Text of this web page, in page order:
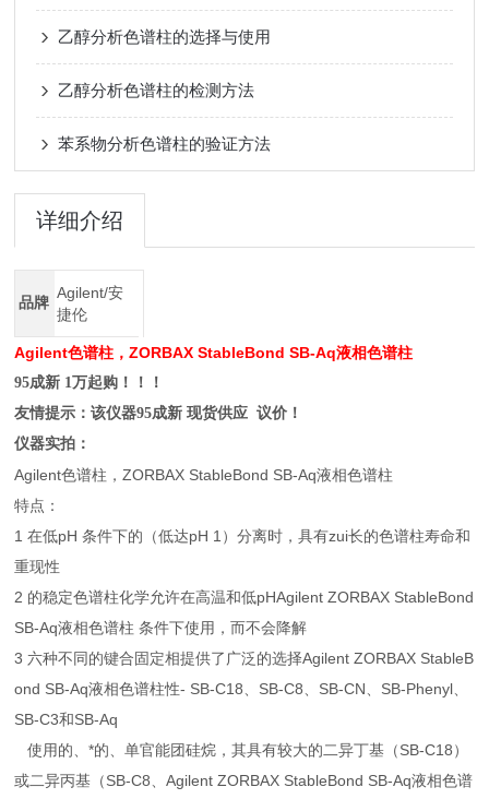
乙醇分析色谱柱的选择与使用
乙醇分析色谱柱的检测方法
苯系物分析色谱柱的验证方法
详细介绍
品牌
Agilent/安
捷伦
Agilent色谱柱，ZORBAX StableBond SB-Aq液相色谱柱
95成新 1万起购！！！
友情提示：该仪器95成新 现货供应 议价！
仪器实拍：
Agilent色谱柱，ZORBAX StableBond SB-Aq液相色谱柱
特点：
1 在低pH 条件下的（低达pH 1）分离时，具有zui长的色谱柱寿命和
重现性
2 的稳定色谱柱化学允许在高温和低pHAgilent ZORBAX StableBond
SB-Aq液相色谱柱 条件下使用，而不会降解
3 六种不同的键合固定相提供了广泛的选择Agilent ZORBAX StableB
ond SB-Aq液相色谱柱性- SB-C18、SB-C8、SB-CN、SB-Phenyl、
SB-C3和SB-Aq
使用的、*的、单官能团硅烷，其具有较大的二异丁基（SB-C18）
或二异丙基（SB-C8、Agilent ZORBAX StableBond SB-Aq液相色谱